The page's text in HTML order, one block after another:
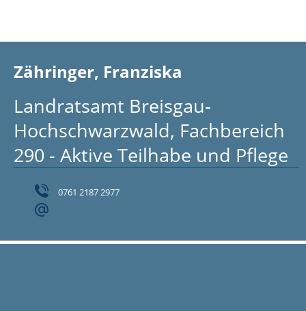
Zähringer, Franziska
Landratsamt Breisgau-
Hochschwarzwald, Fachbereich
290 - Aktive Teilhabe und Pflege
0761 2187 2977